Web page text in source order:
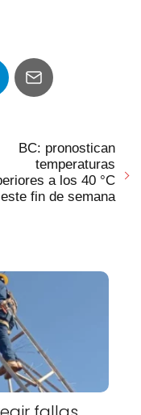
BC: pronostican
temperaturas
a los 40 °C
este fin de semana